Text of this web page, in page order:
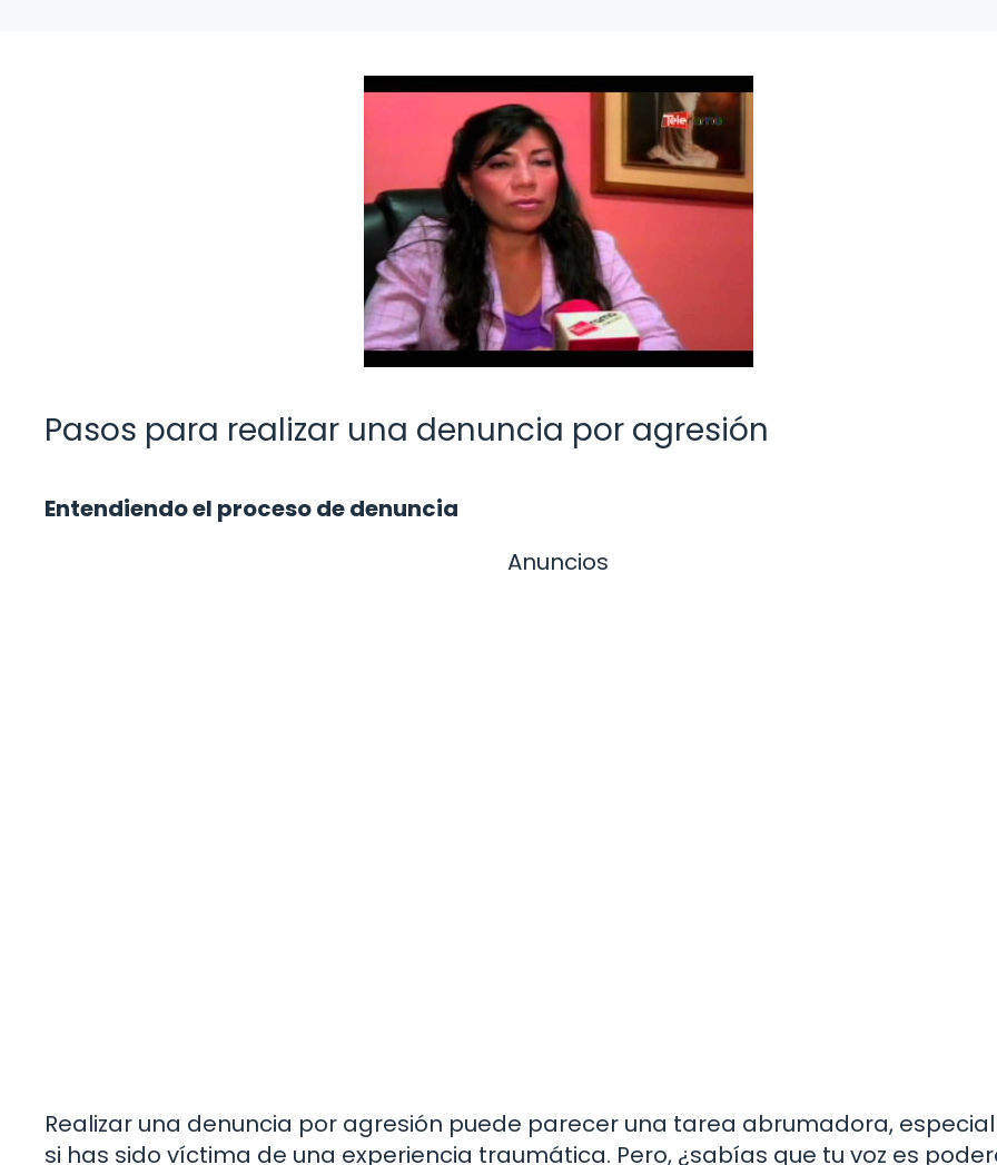
Pasos para realizar una denuncia por agresión
Entendiendo el proceso de denuncia
Anuncios
Realizar una denuncia por agresión puede parecer una tarea abrumadora,
si has sido víctima de una experiencia traumática. Pero, ¿sabías que tu voz es